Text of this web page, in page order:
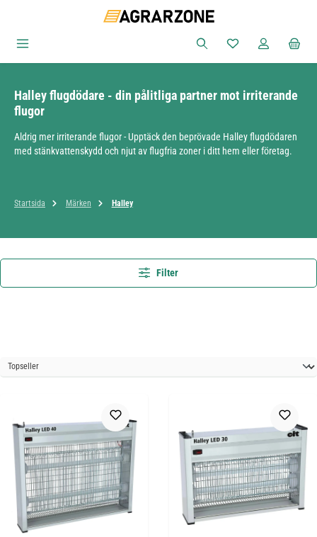
Du har 0 objekt i
Halley flugdödare - din pålitliga partner mot irriterande
flugor
Aldrig mer irriterande flugor - Upptäck den beprövade Halley flugdödaren
med stänkvattenskydd och njut av flugfria zoner i ditt hem eller företag.
Startsida Märken Halley
Filter